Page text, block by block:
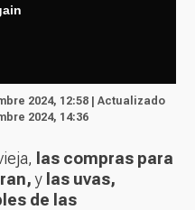
2024, 12:58 | Actualizado
2024, 14:36
las compras para
y las uvas,
de las